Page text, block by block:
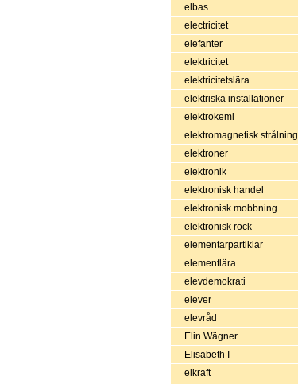
elbas
electricitet
elefanter
elektricitet
elektricitetslära
elektriska installationer
elektrokemi
elektromagnetisk strålning
elektroner
elektronik
elektronisk handel
elektronisk mobbning
elektronisk rock
elementarpartiklar
elementlära
elevdemokrati
elever
elevråd
Elin Wägner
Elisabeth I
elkraft